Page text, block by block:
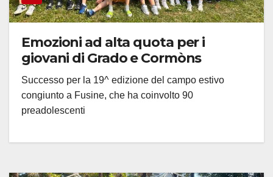
Emozioni ad alta quota per i
giovani di Grado e Cormòns
Successo per la 19^ edizione del campo estivo
congiunto a Fusine, che ha coinvolto 90
preadolescenti